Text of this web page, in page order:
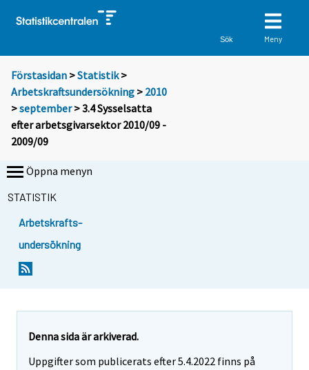
Sök Meny
Förstasidan >Statistik >
Arbetskraftsundersökning > 2010
>september> 3.4 Sysselsatta
efter arbetsgivarsektor 2010/09 -
2009/09
Öppna menyn
STATISTIK
Arbetskrafts-
undersökning
Denna sida är arkiverad.
Uppgifter som publicerats efter 5.4.2022 finns på